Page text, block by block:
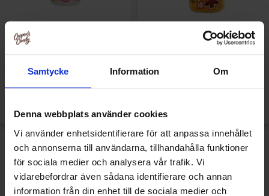
Samtycke Information Om
Denna webbplats använder cookies
Vi använder enhetsidentifierare för att anpassa innehållet
och annonserna till användarna, tillhandahålla funktioner
för sociala medier och analysera vår trafik. Vi
vidarebefordrar även sådana identifierare och annan
information från din enhet till de sociala medier och
Ramune Soda Lychee 200ml
24.90 kr
Ramune Orange Soda 20cl
26.90 kr